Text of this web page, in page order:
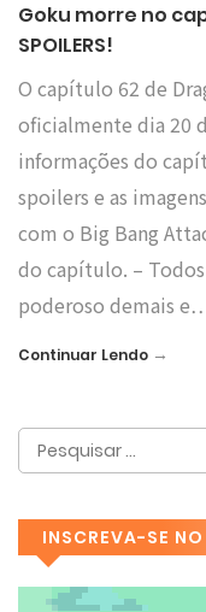
Goku morre no
SPOILERS!
O capítulo 62 de
oficialmente dia 20
informações do
spoilers e as
com o Big Bang
do capítulo. –
poderoso demais
Continuar Lendo →
INSCREVA-SE